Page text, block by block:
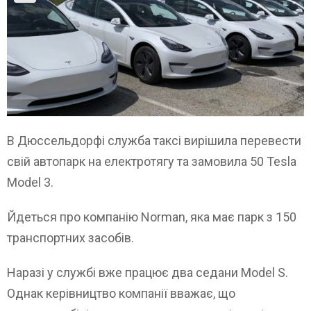
В Дюссельдорфі служба таксі вирішила перевести
свій автопарк на електротягу та замовила 50 Tesla
Model 3.
Йдеться про компанію Norman, яка має парк з 150
транспортних засобів.
Наразі у службі вже працює два седани Model S.
Однак керівництво компанії вважає, що